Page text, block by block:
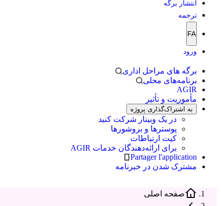
انتشار برگه
ترجمه
FA
ورود
برگه های مراحل اداری
برنامه‌های محلی
AGIR
مأموریت و تأثیر
به اشتراک‌گذاری پروژه
در یک وبینار شرکت کنید
پوسترها و بروشورها
کیت ارتباطات
برای ارائه‌دهندگان خدمات AGIR
Partager l'application
مشترک شدن در خبرنامه
صفحه اصلی